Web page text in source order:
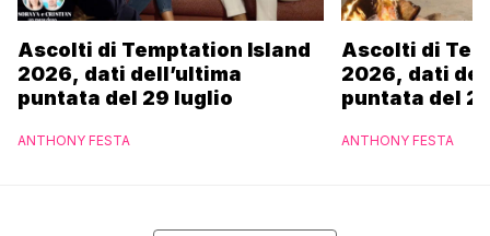
Ascolti di Temptation Island
2026, dati dell’ultima
puntata del 29 luglio
ANTHONY FESTA
Ascolti di
2026, dati
puntata del
ANTHONY FESTA